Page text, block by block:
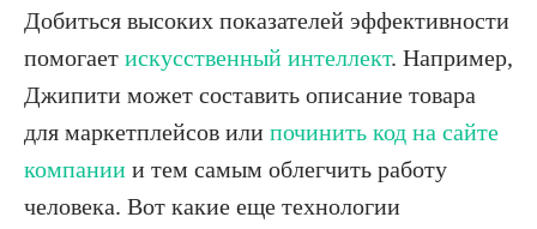
Добиться высоких показателей эффективности
помогает искусственный интеллект. Например,
Джипити может составить описание товара
для маркетплейсов или починить код на сайте
компании и тем самым облегчить работу
человека. Вот какие еще технологии